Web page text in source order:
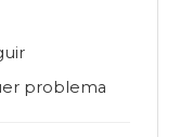
problema